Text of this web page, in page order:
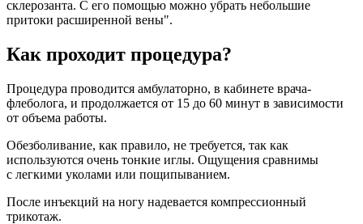
склерозанта. С его помощью можно убрать небольшие
притоки расширенной вены".
Как проходит процедура?
Процедура проводится амбулаторно, в кабинете врача-
флеболога, и продолжается от 15 до 60 минут в зависимости
от объема работы.
Обезболивание, как правило, не требуется, так как
используются очень тонкие иглы. Ощущения сравнимы
с легкими уколами или пощипыванием.
После инъекций на ногу надевается компрессионный
трикотаж.